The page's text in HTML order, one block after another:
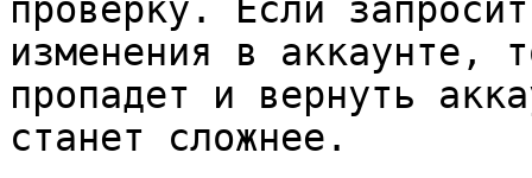
проверку. Если
изменения в аккаунте,
пропадет и вернуть
станет сложнее.